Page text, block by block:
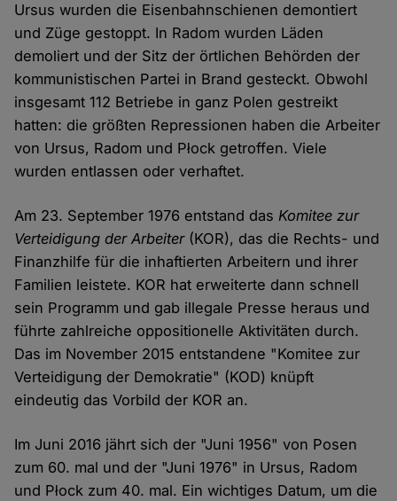
Ursus wurden die Eisenbahnschienen demontiert
und Züge gestoppt. In Radom wurden Läden
demoliert und der Sitz der örtlichen Behörden der
kommunistischen Partei in Brand gesteckt. Obwohl
insgesamt 112 Betriebe in ganz Polen gestreikt
hatten: die größten Repressionen haben die Arbeiter
von Ursus, Radom und Płock getroffen. Viele
wurden entlassen oder verhaftet.
Am 23. September 1976 entstand dasKomitee zur
Verteidigung der Arbeiter(KOR), das die Rechts- und
Finanzhilfe für die inhaftierten Arbeitern und ihrer
Familien leistete. KOR hat erweiterte dann schnell
sein Programm und gab illegale Presse heraus und
führte zahlreiche oppositionelle Aktivitäten durch.
Das im November 2015 entstandene "Komitee zur
Verteidigung der Demokratie" (KOD) knüpft
eindeutig das Vorbild der KOR an.
Im Juni 2016 jährt sich der "Juni 1956" von Posen
zum 60. mal und der "Juni 1976" in Ursus, Radom
und Płock zum 40. mal. Ein wichtiges Datum, um die